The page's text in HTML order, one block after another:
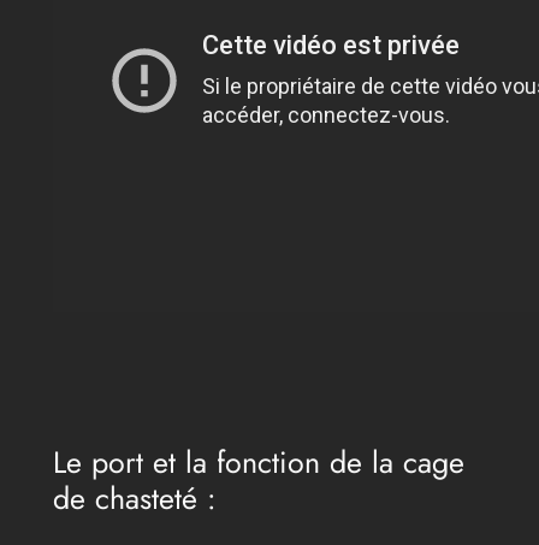
Le port et la fonction de la cage
de chasteté :